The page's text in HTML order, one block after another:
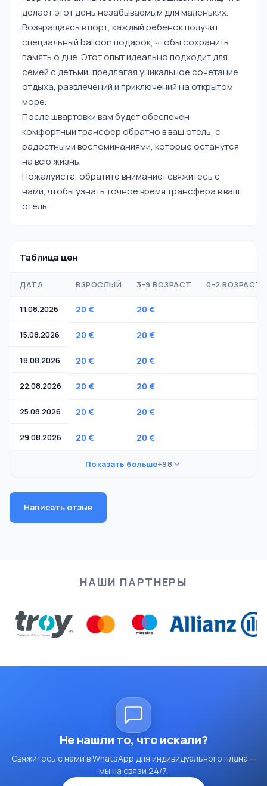
делает этот день незабываемым для маленьких.
Возвращаясь в порт, каждый ребенок получит
специальный balloon подарок, чтобы сохранить
память о дне. Этот опыт идеально подходит для
семей с детьми, предлагая уникальное сочетание
отдыха, развлечений и приключений на открытом
море.
После швартовки вам будет обеспечен
комфортный трансфер обратно в ваш отель, с
радостными воспоминаниями, которые останутся
на всю жизнь.
Пожалуйста, обратите внимание: свяжитесь с
нами, чтобы узнать точное время трансфера в ваш
отель.
Таблица цен
ДАТА ВЗРОСЛЫЙ 3-9 ВОЗРАСТ 0-2 ВОЗРАСТ
11.08.2026 20 € 20 €
15.08.2026 20 € 20 €
18.08.2026 20 € 20 €
22.08.2026 20 € 20 €
25.08.2026 20 € 20 €
29.08.2026 20 € 20 €
Показать больше+98
Написать отзыв
НАШИ ПАРТНЕРЫ
Не нашли то, что искали?
Свяжитесь с нами в WhatsApp для индивидуального плана —
мы на связи 24/7.